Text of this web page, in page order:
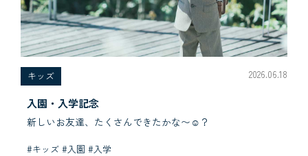
キッズ 2026.06.18
入園・入学記念
新しいお友達、たくさんできたかな〜☺︎？
#キッズ #入園 #入学